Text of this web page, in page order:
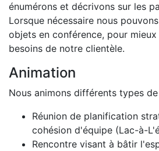
énumérons et décrivons sur les
Lorsque nécessaire nous
objets en conférence, pour
besoins de notre clientèle.
Animation
Nous animons différents types
Réunion de planification
cohésion d'équipe (Lac-à-
Rencontre visant à bâtir